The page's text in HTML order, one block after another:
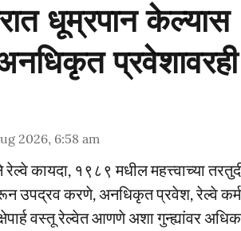
धूम्रपान केल्यास
2026, 6:58 am
कायदा, १९८९ मधील महत्त्वाच्या
उपद्रव करणे, अनधिकृत प्रवेश, रेल्वे
वस्तू रेल्वेत आणणे अशा गुन्ह्यांवर